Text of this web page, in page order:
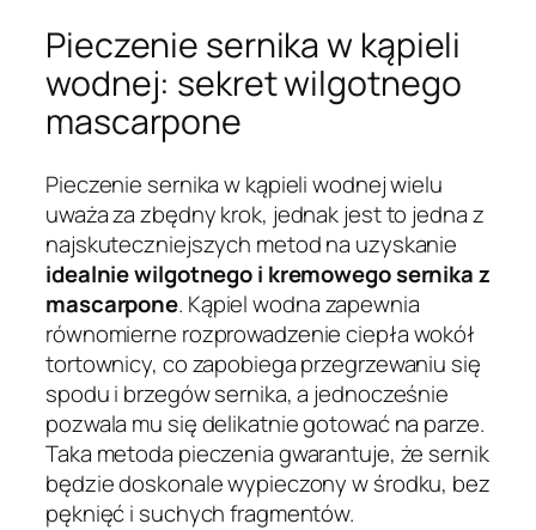
Pieczenie sernika w kąpieli
wodnej: sekret wilgotnego
mascarpone
Pieczenie sernika w kąpieli wodnej wielu
uważa za zbędny krok, jednak jest to jedna z
najskuteczniejszych metod na uzyskanie
idealnie wilgotnego i kremowego sernika z
mascarpone. Kąpiel wodna zapewnia
równomierne rozprowadzenie ciepła wokół
tortownicy, co zapobiega przegrzewaniu się
spodu i brzegów sernika, a jednocześnie
pozwala mu się delikatnie gotować na parze.
Taka metoda pieczenia gwarantuje, że sernik
będzie doskonale wypieczony w środku, bez
pęknięć i suchych fragmentów.